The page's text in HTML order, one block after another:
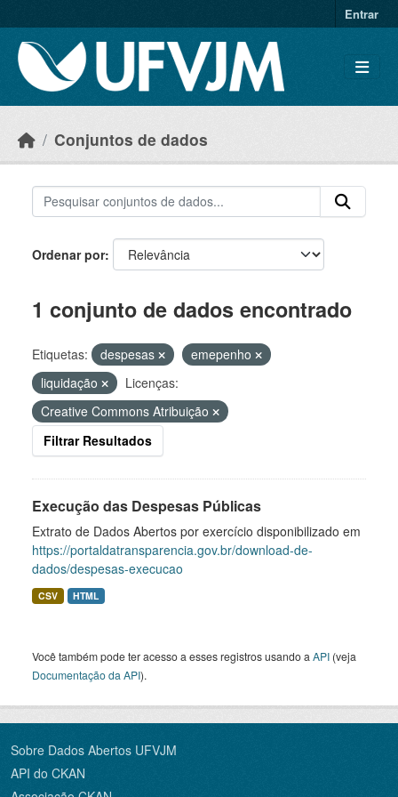
Entrar
Conjuntos de dados
Ordenar por
1 conjunto de dados encontrado
Etiquetas: despesas
emepenho
liquidação
Licenças:
Creative Commons Atribuição
Filtrar Resultados
Execução das Despesas Públicas
Extrato de Dados Abertos por exercício disponibilizado em
https://portaldatransparencia.gov.br/download-de-
dados/despesas-execucao
CSV HTML
Você também pode ter acesso a esses registros usando a API (veja
Documentação da API).
Sobre Dados Abertos UFVJM
API do CKAN